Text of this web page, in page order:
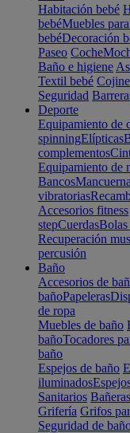
Habitación bebé
bebéMuebles
bebéDecoración
Paseo Coche
Baño e higiene
Textil bebé
Seguridad
Deporte
Equipamiento de
spinningElípticas
complementos
Equipamiento de
Bancos
vibratorias
Accesorios fitness
stepCuerdasBolas
Recuperación
percusión
Baño
Accesorios de
bañoPapeleras
de ropa
Muebles de baño
bañoTocadores
baño
Espejos de baño
iluminados
Sanitarios Bañeras
Grifería Grifos
Seguridad de